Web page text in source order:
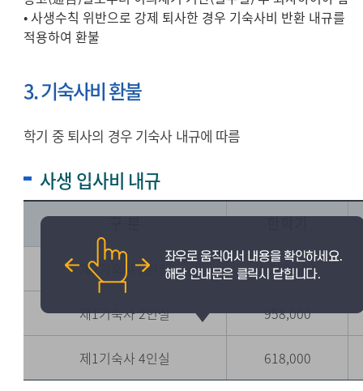
• 사생수칙 위반으로 강제 퇴사한 경우 기숙사비 반환 내규를
적용하여 환불
3. 기숙사비 환불
학기 중 퇴사의 경우 기숙사 내규에 따름
사생 입사비 내규
구 분 한학기
제2기숙사 2인실 1,260,000
제1기숙사 2인실 958,000
제1기숙사 4인실 618,000